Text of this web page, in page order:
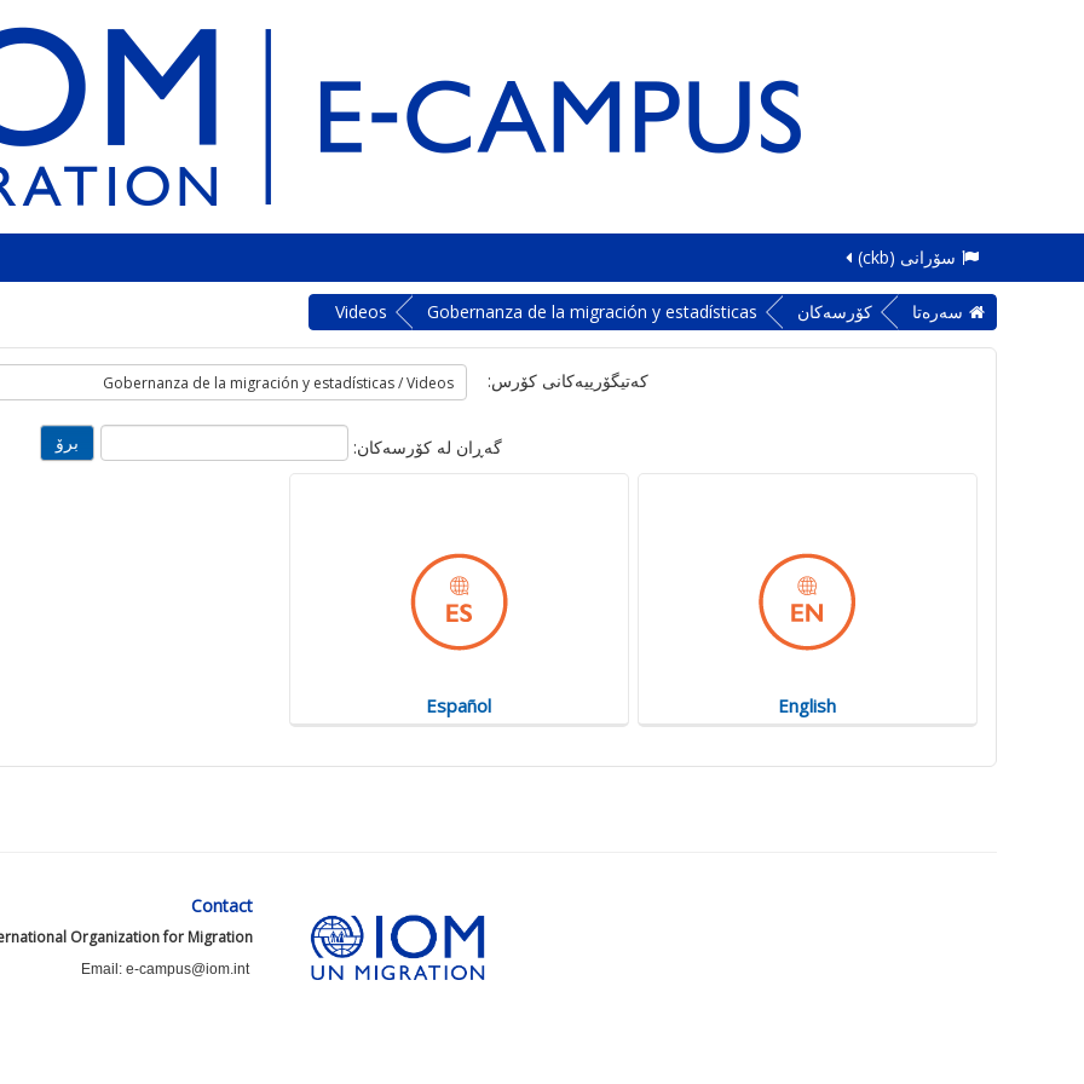
سۆرانی ‎(ckb)‎
سه‌ره‌تا کۆرسەکان Gobernanza de la migración y estadísticas
Videos
کەتیگۆرییەکانی کۆرس:
گه‌ڕان له‌ کۆرسه‌کان:
English
Español
Contact
Organization for Migration
Email: e-campus@iom.int